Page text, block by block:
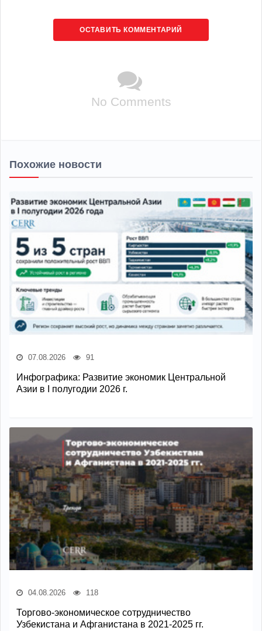
ОСТАВИТЬ КОММЕНТАРИЙ
No Comments
Похожие новости
07.08.2026 91
Инфографика: Развитие экономик Центральной
Азии в I полугодии 2026 г.
04.08.2026 118
Торгово-экономическое сотрудничество
Узбекистана и Афганистана в 2021-2025 гг.